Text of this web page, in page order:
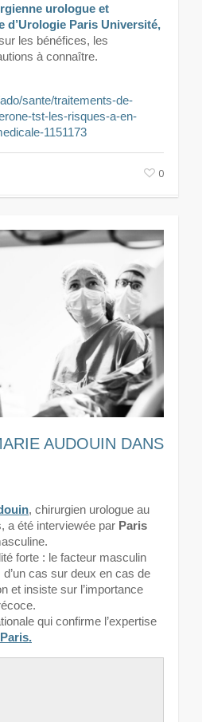
urologue et
d’Urologie Paris Université,
les bénéfices, les
à connaître.
sante/traitements-de-
tst-les-risques-a-en-
1151173
0
AUDOUIN DANS
, chirurgien urologue au
a été interviewée par Paris
forte : le facteur masculin
cas sur deux en cas de
et insiste sur l’importance
qui confirme l’expertise